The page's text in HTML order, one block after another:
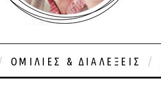
ΟΜΙΛΊΕΣ & ΔΙΑΛΈΞΕΙΣ